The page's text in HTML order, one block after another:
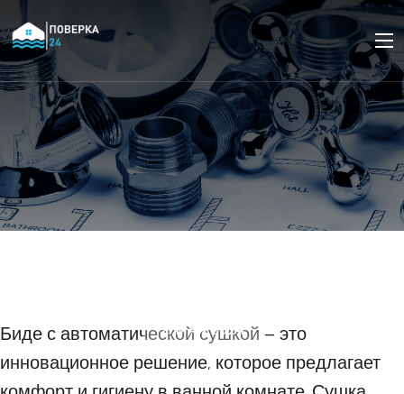
21 МАЯ 2024
Биде с автоматической сушкой – это
инновационное решение, которое предлагает